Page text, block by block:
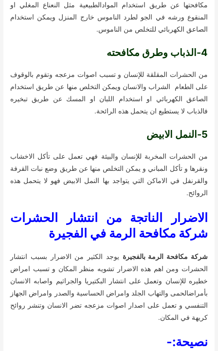
مكافحتها عن طريق استخدام الموادالطبيعية مثل النعناع المغلي او
المنقوع ورشه في الجو لطرد الناموس خارج المنزل ويمكن استخدام
الصاعق الكهربائي للتخلص من الناموس.
4-الذباب وطرق مكافحته
من الحشرات المقلقة للإنسان و تسبب اصوات مزعجه وتقوم بالوقوف
على الطعام الشراب والانسان ويمكن التخلص منها عن طريق استخدام
الصاعق الكهربائي او استخدام اللبان او المسك عن طريق تبخيره
فالذباب لا يستطيع ان يتحمل هذه الرائحة.
5-النمل الابيض
من الحشرات المخربة للإنسان والبيئة فهي تعمل على تأكل الاخشاب
ونقرها و تأكل المباني و يمكن التخلص منها عن طريق وضع نبات القرفة
والقرنفل في الاماكن التي يتواجد بها النمل الابيض فهو لا يتحمل هذه
الروائح.
الاضرار الناتجة من انتشار الحشرات
شركة مكافحة الرمة في الفجيرة
شركة مكافحة الرمة بالفجيرة يوجد الكثير من الاضرار بسبب انتشار
الحشرات ومن اهم هذه الاضرار تشويه منظر المكان و تسبب امراض
خطيره للإنسان وتعمل على انتشار البكتيريا والجراثيم واصابه الانسان
بأمراضالحمى والتهاب الجلد وامراض الحساسية والصدر وامراض الجهاز
التنفسي و تعمل على اصدار اصوات مزعجه تضر الانسان وتنشر روائح
كريهة في المكان.
نصيحة:-